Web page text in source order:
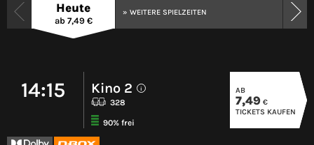
Heute
ab 7,49 €
» WEITERE SPIELZEITEN
14:15 Kino 2 i
328
90% frei
AB
7,49 €
TICKETS KAUFEN